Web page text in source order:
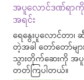
အပူလောင်ဒဏ်ရာ
အရင်း
ရေနွေးပူလောင်တာ
တဲ့အခါ တော်တော်မ
သွားတိုက်ဆေးကို အပူ
တတ်ကြပါတယ်။